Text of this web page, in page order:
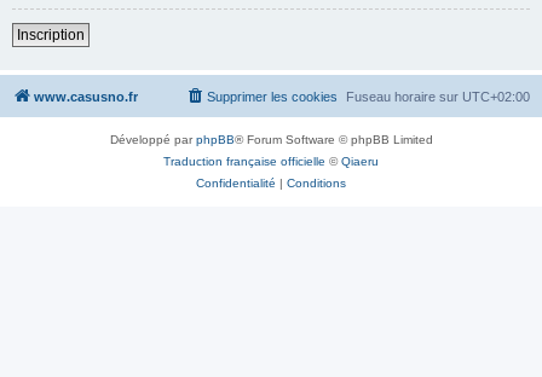
Inscription
www.casusno.fr Fuseau horaire sur UTC+02:00
Supprimer les cookies
Développé parphpBB® Forum Software © phpBB Limited
Traduction française officielle ©Qiaeru
Confidentialité | Conditions